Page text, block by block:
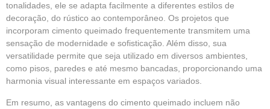
tonalidades, ele se adapta facilmente a diferentes estilos de
decoração, do rústico ao contemporâneo. Os projetos que
incorporam cimento queimado frequentemente transmitem uma
sensação de modernidade e sofisticação. Além disso, sua
versatilidade permite que seja utilizado em diversos ambientes,
como pisos, paredes e até mesmo bancadas, proporcionando uma
harmonia visual interessante em espaços variados.
Em resumo, as vantagens do cimento queimado incluem não